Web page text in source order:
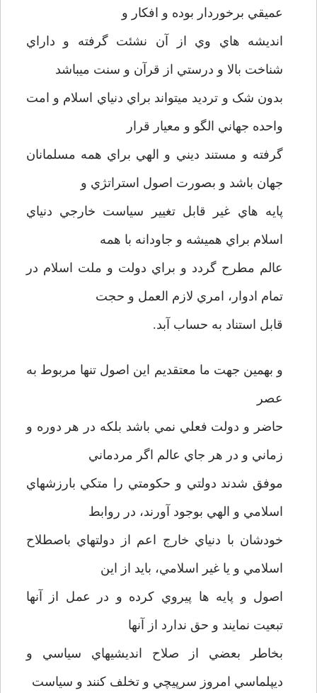
عميقي برخوردار بوده و افکار و
انديشه هاي وي از آن نشئت گرفته و داراي
شناخت بالا و درستي از قرآن و سنت ميباشد
بدون شک و ترديد ميتواند براي دنياي اسلام و امت
واحده جهاني الگو و معيار قرار
گرفته و مستند ديني و الهي براي همه مسلمانان
جهان باشد و بصورت اصول استراتژي و
پايه هاي غير قابل تغيير سياست خارجي دنياي
اسلام براي هميشه و جاودانه با همه
عالم مطرح گردد و براي دولت و ملت اسلام در
تمام ادوار، امري لازم العمل و حجت
قابل استناد به حساب آبد.
و بهمين جهت ما معتقديم اين اصول تنها مربوط به
عصر
حاضر و دولت فعلي نمي باشد بلکه در هر دوره و
زماني و در هر جاي عالم اگر مردماني
موفق شدند دولتي و حکومتي را متکي بارزشهاي
اسلامي و الهي بوجود آورند، در روابط
خودشان با دنياي خارج اعم از دولتهاي باصطلاح
اسلامي و يا غير اسلامي، بايد از اين
اصول و پايه ها پيروي کرده و در عمل از آنها
تبعيت نمايند و حق ندارد از آنها
بخاطر بعضي از صلاح انديشيهاي سياسي و
ديپلماسي امروز سرپيچي و تخلف کنند و سياست